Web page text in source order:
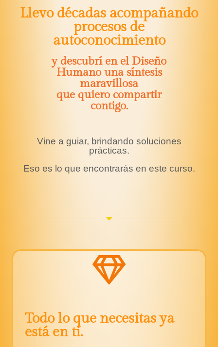
Llevo décadas acompañando
procesos de
autoconocimiento
y descubrí en el Diseño
Humano una síntesis
maravillosa
que quiero compartir
contigo.
Vine a guiar, brindando soluciones
prácticas.
Eso es lo que encontrarás en este curso.
Todo lo que necesitas ya
está en ti.